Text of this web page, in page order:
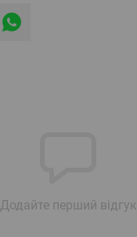
Додайте перший відгук